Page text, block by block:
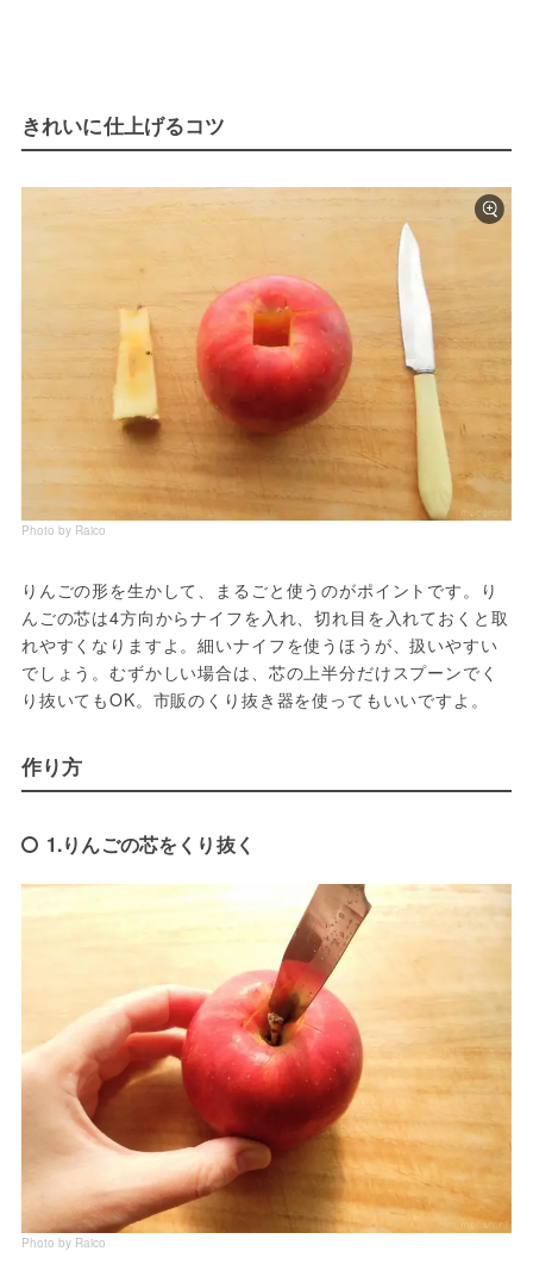
きれいに仕上げるコツ
Photo by Raico
りんごの形を生かして、まるごと使うのがポイントです。り
んごの芯は4方向からナイフを入れ、切れ目を入れておくと取
れやすくなりますよ。細いナイフを使うほうが、扱いやすい
でしょう。むずかしい場合は、芯の上半分だけスプーンでく
り抜いてもOK。市販のくり抜き器を使ってもいいですよ。
作り方
1.りんごの芯をくり抜く
Photo by Raico